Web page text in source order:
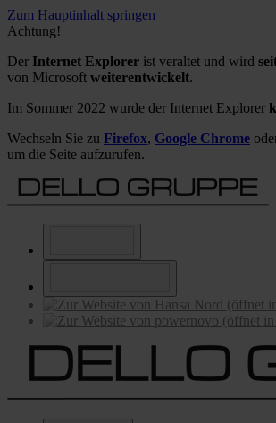
Zum Hauptinhalt springen
Achtung!
Der Internet Explorer ist veraltet und wird
von Microsoft weiterentwickelt.
Im Sommer 2022 wurde der Internet Explorer
Wechseln Sie zu Firefox, Google Chrome
um die Seite aufzurufen.